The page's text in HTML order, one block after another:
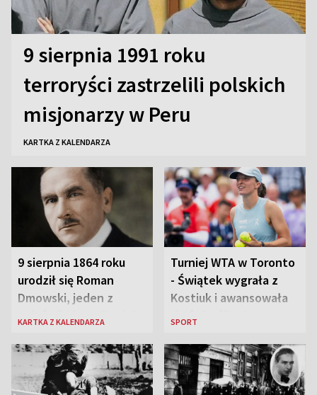
9 sierpnia 1991 roku
terroryści zastrzelili polskich
misjonarzy w Peru
KARTKA Z KALENDARZA
9 sierpnia 1864 roku
urodził się Roman
Dmowski, jeden z
„ojców” niepodległej
KARTKA Z KALENDARZA
Turniej WTA w Toronto
- Świątek wygrała z
Kostiuk i awansowała
do ćwierćfinału
SPORT